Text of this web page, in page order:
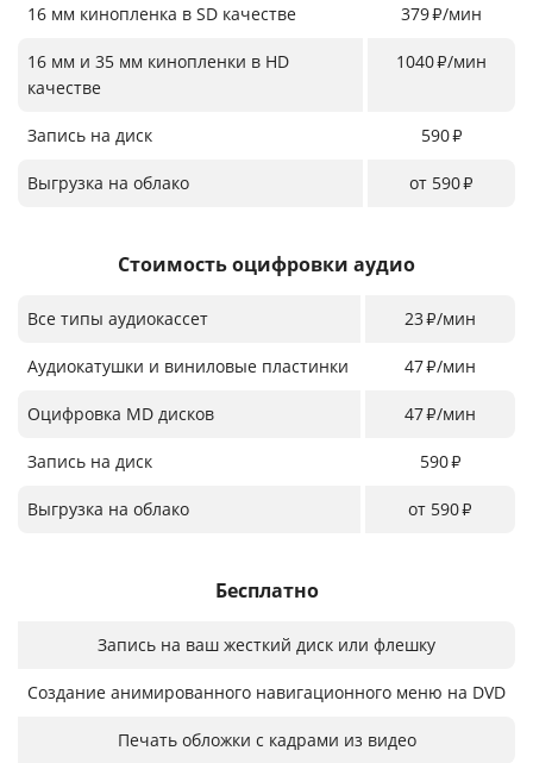
16 мм кинопленка в SD качестве 379₽/мин
16 мм и 35 мм кинопленки в HD
качестве
1040₽/мин
Запись на диск 590₽
Выгрузка на облако от 590₽
Стоимость оцифровки аудио
Все типы аудиокассет 23₽/мин
Аудиокатушки и виниловые пластинки 47₽/мин
Оцифровка MD дисков 47₽/мин
Запись на диск 590₽
Выгрузка на облако от 590₽
Бесплатно
Запись на ваш жесткий диск или флешку
Создание анимированного навигационного меню на DVD
Печать обложки с кадрами из видео